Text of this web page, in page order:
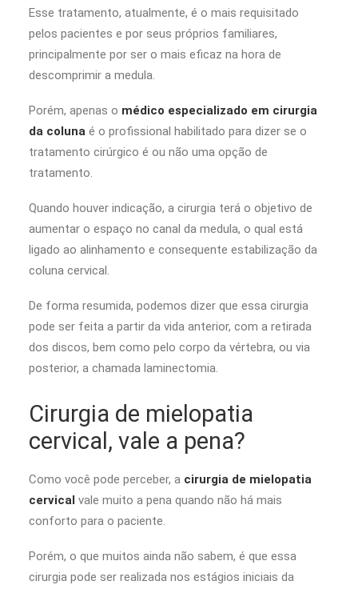
Esse tratamento, atualmente, é o mais requisitado
pelos pacientes e por seus próprios familiares,
principalmente por ser o mais eficaz na hora de
descomprimir a medula.
Porém, apenas o médico especializado em cirurgia
da coluna é o profissional habilitado para dizer se o
tratamento cirúrgico é ou não uma opção de
tratamento.
Quando houver indicação, a cirurgia terá o objetivo de
aumentar o espaço no canal da medula, o qual está
ligado ao alinhamento e consequente estabilização da
coluna cervical.
De forma resumida, podemos dizer que essa cirurgia
pode ser feita a partir da vida anterior, com a retirada
dos discos, bem como pelo corpo da vértebra, ou via
posterior, a chamada laminectomia.
Cirurgia de mielopatia
cervical, vale a pena?
Como você pode perceber, a cirurgia de mielopatia
cervical vale muito a pena quando não há mais
conforto para o paciente.
Porém, o que muitos ainda não sabem, é que essa
cirurgia pode ser realizada nos estágios iniciais da